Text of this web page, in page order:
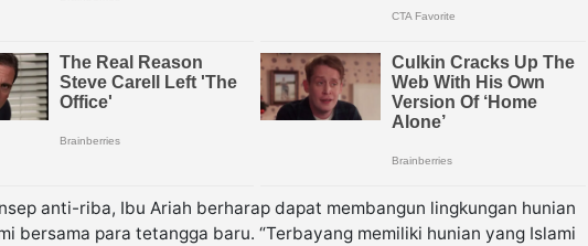
anti-riba, Ibu Ariah berharap dapat membangun lingkungan hunian
bersama para tetangga baru. “Terbayang memiliki hunian yang Islami